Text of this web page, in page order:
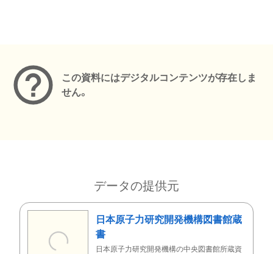
この資料にはデジタルコンテンツが存在しま
せん。
データの提供元
日本原子力研究開発機構図書館蔵
書
日本原子力研究開発機構の中央図書館所蔵資